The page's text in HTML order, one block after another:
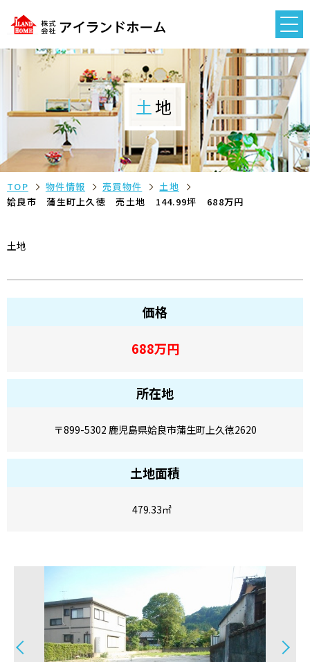
土地
TOP 物件情報 売買物件
土地
姶良市 蒲生町上久徳 売土地 144.99坪 688万円
土地
価格
688万円
所在地
〒899-5302 鹿児島県姶良市蒲生町上久徳2620
土地面積
479.33㎡